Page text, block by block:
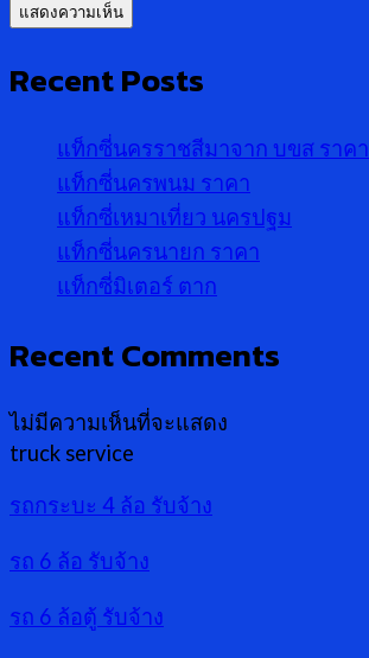
Recent Posts
แท็กซี่นครราชสีมาจาก บขส ราคา
แท็กซี่นครพนม ราคา
แท็กซี่เหมาเที่ยว นครปฐม
แท็กซี่นครนายก ราคา
แท็กซี่มิเตอร์ ตาก
Recent Comments
ไม่มีความเห็นที่จะแสดง
truck service
รถกระบะ 4 ล้อ รับจ้าง
รถ 6 ล้อ รับจ้าง
รถ 6 ล้อตู้ รับจ้าง